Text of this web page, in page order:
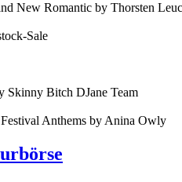
New Romantic by Thorsten
Sale
Skinny Bitch DJane Team
Anthems by Anina Owly